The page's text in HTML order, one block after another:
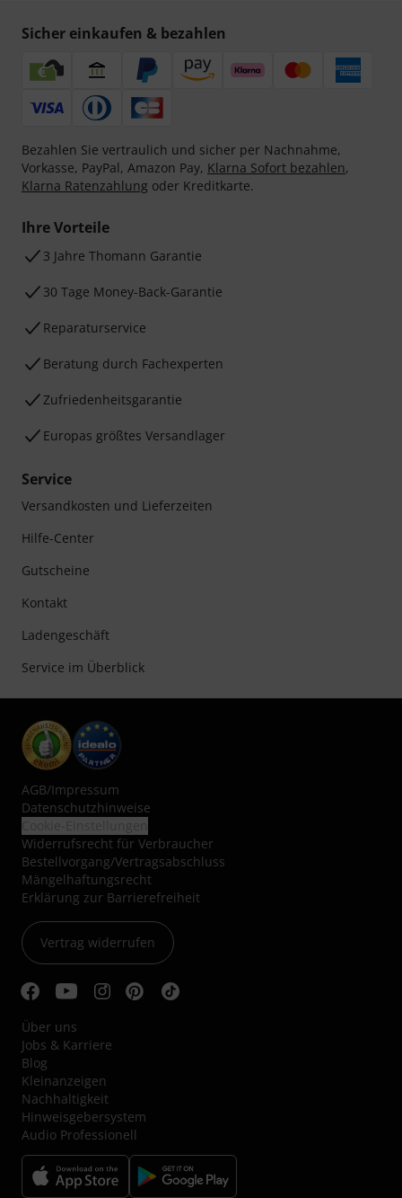
Sicher einkaufen & bezahlen
Bezahlen Sie vertraulich und sicher per Nachnahme,
Vorkasse, PayPal, Amazon Pay, Klarna Sofort bezahlen,
Klarna Ratenzahlung oder Kreditkarte.
Ihre Vorteile
3 Jahre Thomann Garantie
30 Tage Money-Back-Garantie
Reparaturservice
Beratung durch Fachexperten
Zufriedenheitsgarantie
Europas größtes Versandlager
Service
Versandkosten und Lieferzeiten
Hilfe-Center
Gutscheine
Kontakt
Ladengeschäft
Service im Überblick
AGB/Impressum
Datenschutzhinweise
Widerrufsrecht für Verbraucher
Bestellvorgang/Vertragsabschluss
Mängelhaftungsrecht
Erklärung zur Barrierefreiheit
Vertrag widerrufen
Über uns
Jobs & Karriere
Blog
Kleinanzeigen
Nachhaltigkeit
Hinweisgebersystem
Audio Professionell